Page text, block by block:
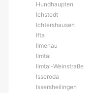
Hundhaupten
Ichstedt
Ichtershausen
Ifta
Ilmenau
Ilmtal
Ilmtal-Weinstraße
Isseroda
Issersheilingen